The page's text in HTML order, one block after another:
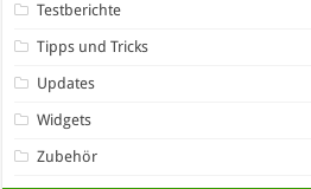
Testberichte
Tipps und Tricks
Updates
Widgets
Zubehör